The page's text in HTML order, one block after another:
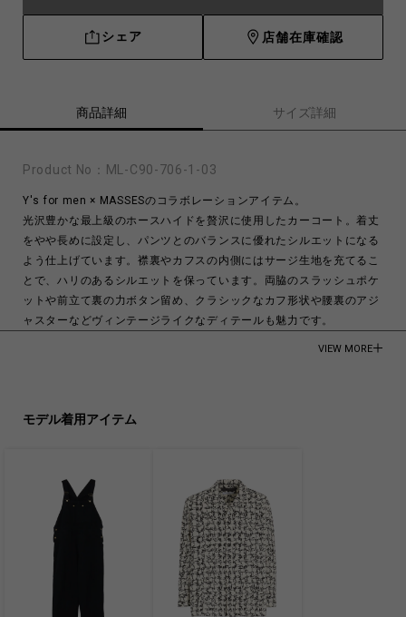
シェア 店舗在庫確認
商品詳細 サイズ詳細
Product No： ML-C90-706-1-03
Y's for men × MASSESのコラボレーションアイテム。
光沢豊かな最上級のホースハイドを贅沢に使用したカーコート。着丈
をやや長めに設定し、パンツとのバランスに優れたシルエットになる
よう仕上げています。襟裏やカフスの内側にはサージ生地を充てるこ
とで、ハリのあるシルエットを保っています。両脇のスラッシュポケ
ットや前立て裏の力ボタン留め、クラシックなカフ形状や腰裏のアジ
ャスターなどヴィンテージライクなディテールも魅力です。
Made in Japan
商品についてよくあるお問い合わせはこちら
VIEW MORE
モデル着用アイテム